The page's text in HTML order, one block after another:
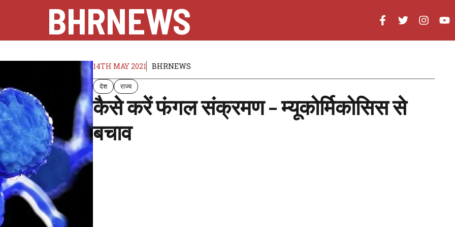
BHRNEWS
14TH MAY 2021 BHRNEWS
देश राज्य
कैसे करें फंगल संक्रमण – म्यूकोर्मिकोसिस से
बचाव